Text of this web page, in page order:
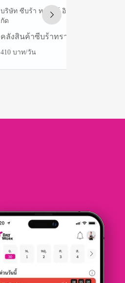
บริษัท ซีบร้า ทรานส์ อินเตอร์ เนชั่นแนล จํ
กัด
คลังสินค้าซีบร้าทรานส์
410 บาท/วัน